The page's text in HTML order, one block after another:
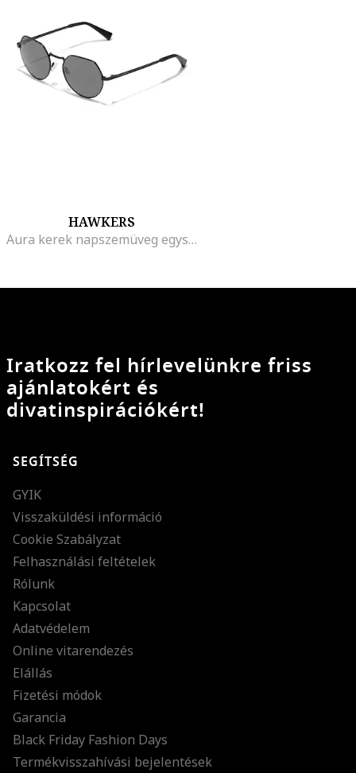
HAWKERS
Aura kerek napszemüveg egyszínű lencsékkel
Iratkozz fel hírlevelünkre friss
ajánlatokért és
divatinspirációkért!
SEGÍTSÉG
GYIK
Visszaküldési információ
Cookie Szabályzat
Felhasználási feltételek
Rólunk
Kapcsolat
Adatvédelem
Online vitarendezés
Elállás
Fizetési módok
Garancia
Black Friday Fashion Days
Termékvisszahívási bejelentések